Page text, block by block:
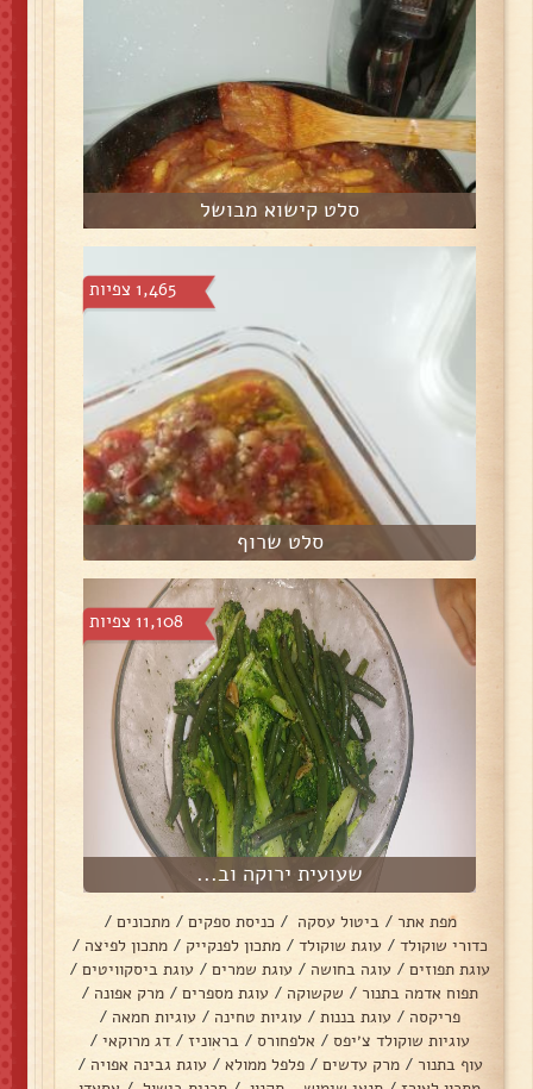
סלט קישוא מבושל
1,465 צפיות
סלט שרוף
11,108 צפיות
שעועית ירוקה וב...
מפת אתר / ביטול עסקה / כניסת ספקים / מתכונים /
כדורי שוקולד / עוגת שוקולד / מתכון לפנקייק / מתכון לפיצה /
עוגת תפוזים / עוגה בחושה / עוגת שמרים / עוגת ביסקוויטים /
תפוח אדמה בתנור / שקשוקה / עוגת מספרים / מרק אפונה /
פריקסה / עוגת בננות / עוגיות טחינה / עוגיות חמאה /
עוגיות שוקולד צ׳יפס / אלפחורס / בראוניז / דג מרוקאי /
עוף בתנור / מרק עדשים / פלפל ממולא / עוגת גבינה אפויה /